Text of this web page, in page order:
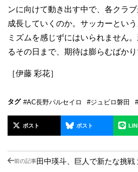
ンに向けて動き出す中で、各クラブ
成長していくのか。サッカーとい
ミズムを感じずにはいられません
るその日まで、期待は膨らむばかり
［伊藤 彩花］
タグ #AC長野パルセイロ #ジュビロ磐田
ポスト ポスト
前の記事田中瑛斗、巨人で新たな挑戦